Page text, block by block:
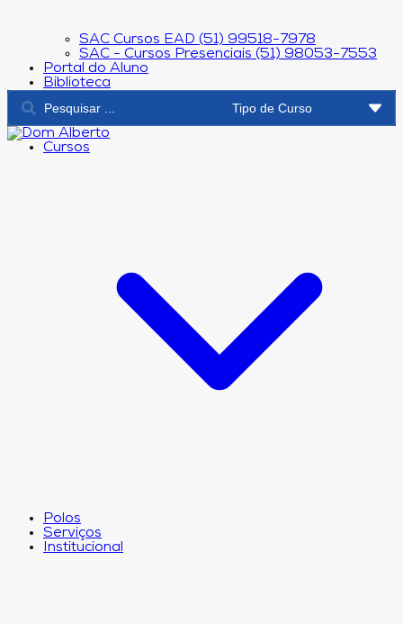
SAC Cursos EAD (51) 99518-7978
SAC - Cursos Presenciais (51) 98053-7553
Portal do Aluno
Biblioteca
Cursos
Polos
Serviços
Institucional